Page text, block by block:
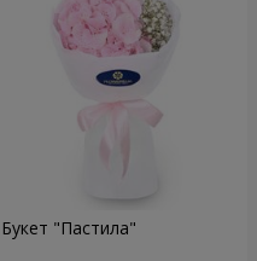
Букет "Пастила"